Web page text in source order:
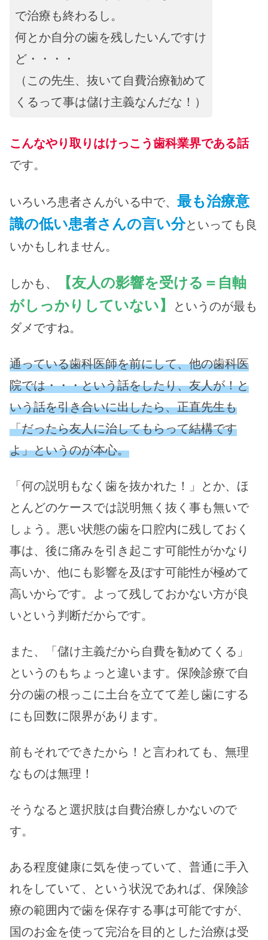
で治療も終わるし。
何とか自分の歯を残したいんですけ
ど・・・・
（この先生、抜いて自費治療勧めて
くるって事は儲け主義なんだな！）
こんなやり取りはけっこう歯科業界である話
です。
いろいろ患者さんがいる中で、 最も治療意
識の低い患者さんの言い分といっても良
いかもしれません。
しかも、
【友人の影響を受ける＝自軸
がしっかりしていない】 というのが最も
ダメですね。
通っている歯科医師を前にして、他の歯科医
院では・・・という話をしたり、友人が！と
いう話を引き合いに出したら、正直先生も
「だったら友人に治してもらって結構です
よ」というのが本心。
「何の説明もなく歯を抜かれた！」とか、ほ
とんどのケースでは説明無く抜く事も無いで
しょう。悪い状態の歯を口腔内に残しておく
事は、後に痛みを引き起こす可能性がかなり
高いか、他にも影響を及ぼす可能性が極めて
高いからです。よって残しておかない方が良
いという判断だからです。
また、「儲け主義だから自費を勧めてくる」
というのもちょっと違います。保険診療で自
分の歯の根っこに土台を立てて差し歯にする
にも回数に限界があります。
前もそれでできたから！と言われても、無理
なものは無理！
そうなると選択肢は自費治療しかないので
す。
ある程度健康に気を使っていて、普通に手入
れをしていて、という状況であれば、保険診
療の範囲内で歯を保存する事は可能ですが、
国のお金を使って完治を目的とした治療は受